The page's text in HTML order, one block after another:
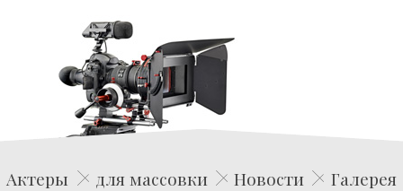
Edwin Film Agencja Aktorska
Актеры для массовки Новости
Галерея